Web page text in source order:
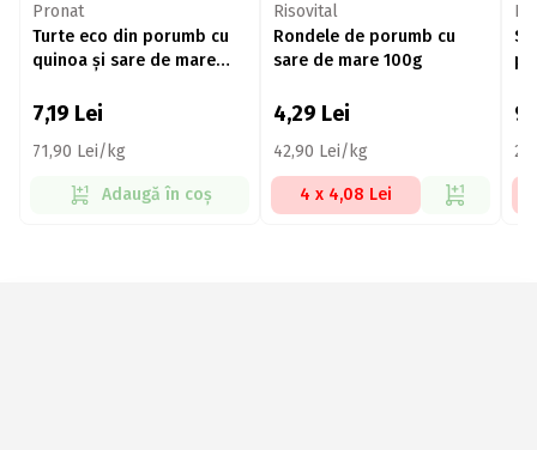
Pronat
Turte eco din porumb cu
quinoa și sare de mare
7,19 Lei
71,90 Lei/kg
Adaugă în coș
Risovital
Rondele de porumb cu
sare de mare 100g
4,29 Lei
42,90 Lei/kg
4 x 4,08 Lei